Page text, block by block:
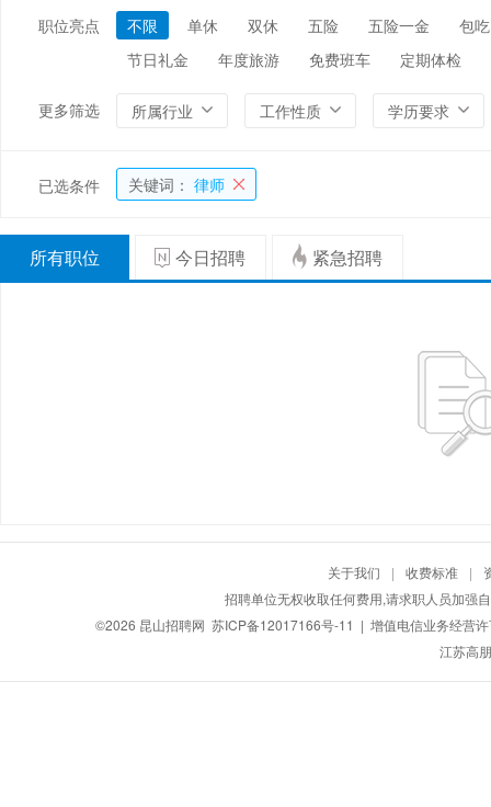
能源/电力/矿产
化工 环保
职位亮点 不限 单休 双休 五险 五险一金
包吃
节日礼金
年度旅游 免费班车 定期体检
更多筛选 所属行业 工作性质 学历要求
已选条件 关键词： 律师
所有职位 今日招聘 紧急招聘
关于我们 | 收费标准 |
招聘单位无权收取任何费用,请求职人员加强
©2026 昆山招聘网 苏ICP备12017166号-11 | 增值电信业务经营
江苏高